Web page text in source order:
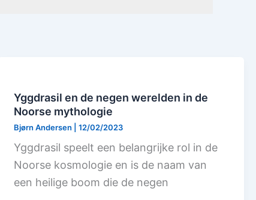
Yggdrasil en de negen werelden in de
Noorse mythologie
Bjørn Andersen |12/02/2023
Yggdrasil speelt een belangrijke rol in de
Noorse kosmologie en is de naam van
een heilige boom die de negen